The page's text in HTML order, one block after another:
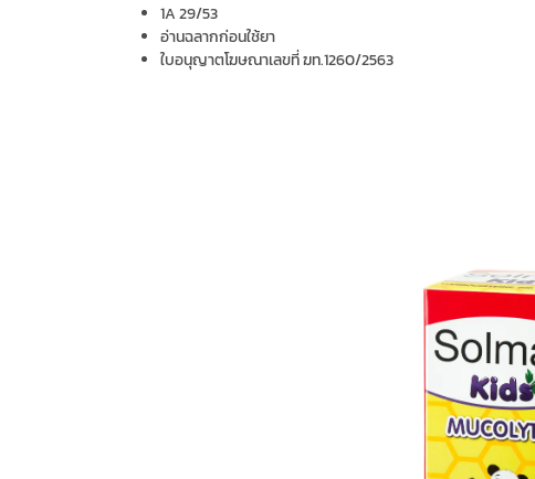
1A 29/53
อ่านฉลากก่อนใช้ยา
ใบอนุญาตโฆษณาเลขที่ ฆท.1260/2563